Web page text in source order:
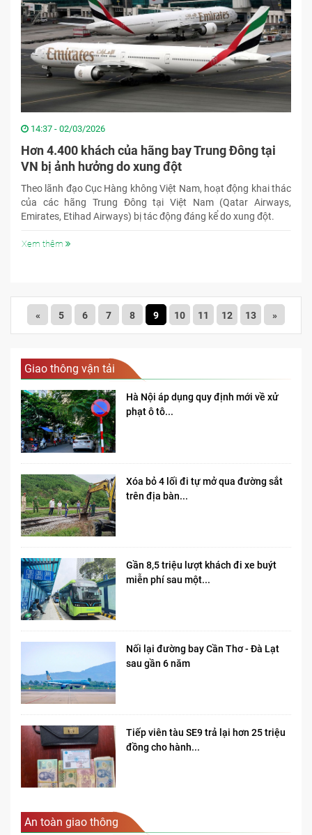
14:37 - 02/03/2026
Hơn 4.400 khách của hãng bay Trung Đông tại
VN bị ảnh hưởng do xung đột
Theo lãnh đạo Cục Hàng không Việt Nam, hoạt động khai thác
của các hãng Trung Đông tại Việt Nam (Qatar Airways,
Emirates, Etihad Airways) bị tác động đáng kể do xung đột.
Xem thêm
« 5 6 7 8 9 10 11 12 13 »
Giao thông vận tải
Hà Nội áp dụng quy định mới về xử
phạt ô tô...
Xóa bỏ 4 lối đi tự mở qua đường sắt
trên địa bàn...
Gần 8,5 triệu lượt khách đi xe buýt
miễn phí sau một...
Nối lại đường bay Cần Thơ - Đà Lạt
sau gần 6 năm
Tiếp viên tàu SE9 trả lại hơn 25 triệu
đồng cho hành...
An toàn giao thông